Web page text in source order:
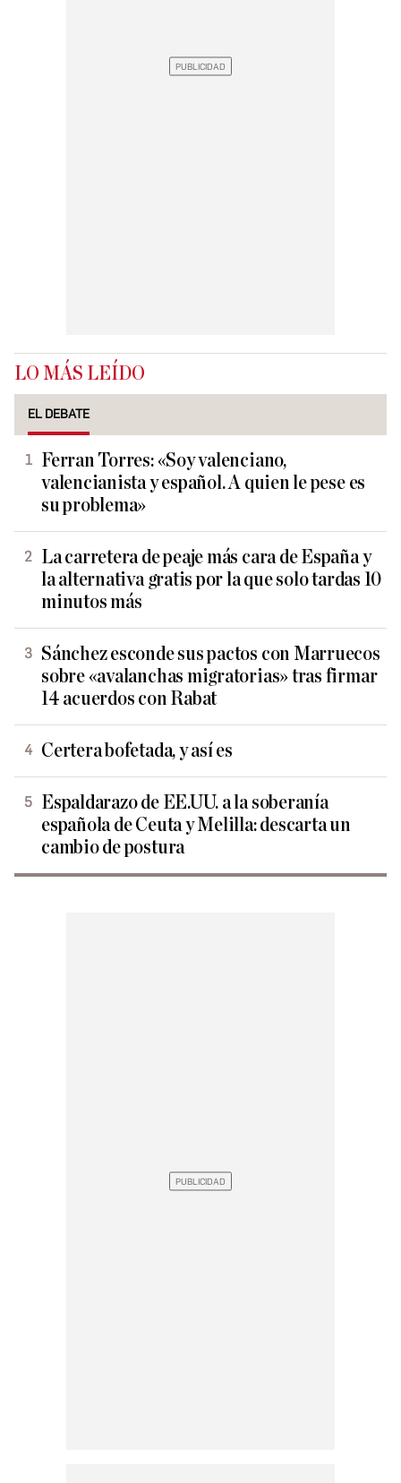
LO MÁS LEÍDO
EL DEBATE
Ferran Torres: «Soy valenciano,
valencianista y español. A quien le pese es
su problema»
La carretera de peaje más cara de España y
la alternativa gratis por la que solo tardas 10
minutos más
Sánchez esconde sus pactos con Marruecos
sobre «avalanchas migratorias» tras firmar
14 acuerdos con Rabat
Certera bofetada, y así es
Espaldarazo de EE.UU. a la soberanía
española de Ceuta y Melilla: descarta un
cambio de postura